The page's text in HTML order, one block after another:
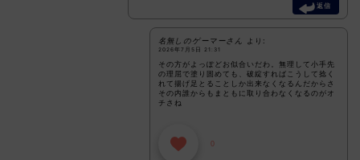
返信
名無しのゲーマーさん より:
2026年7月5日 21:31
その方がよっぽどお似合いだわ。無理して小手先
の理屈で塗り固めても、破綻すればこうして捻く
れて揚げ足とることしか出来なくなるんだからさ
その内誰からもまともに取り合わなくなるのがオ
チさね
0